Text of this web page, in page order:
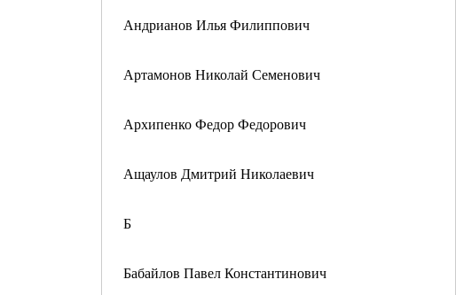
Андрианов Илья Филиппович
Артамонов Николай Семенович
Архипенко Федор Федорович
Ащаулов Дмитрий Николаевич
Б
Бабайлов Павел Константинович